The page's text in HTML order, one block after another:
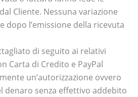
Cliente. Nessuna variazione
dopo l’emissione della ricevuta
di seguito ai relativi
Carta di Credito e PayPal
un’autorizzazione ovvero
denaro senza effettivo addebito